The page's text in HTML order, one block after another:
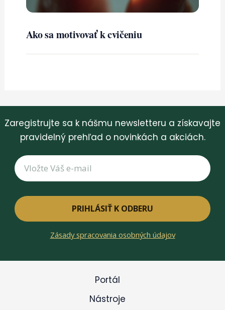
Ako sa motivovať k cvičeniu
Zaregistrujte sa k nášmu newsletteru a získavajte
pravidelný prehľad o novinkách a akciách.
PRIHLÁSIŤ K ODBERU
Zásady spracovania osobných údajov
Portál
Nástroje